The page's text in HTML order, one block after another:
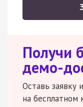
Получи
демо-
Оставь заявку
на бесплатном